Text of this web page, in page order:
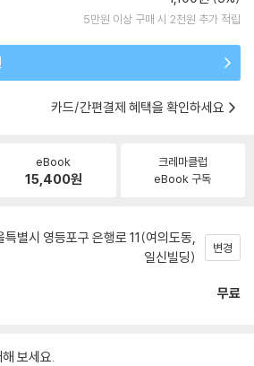
5만원 이상 구매 시 2천원 추가 적립
카드/간편결제 혜택을 확인하세요
eBook
15,400원
크레마클럽
eBook 구독
특별시 영등포구 은행로 11(여의도동,
일신빌딩)
변경
무료
보세요.